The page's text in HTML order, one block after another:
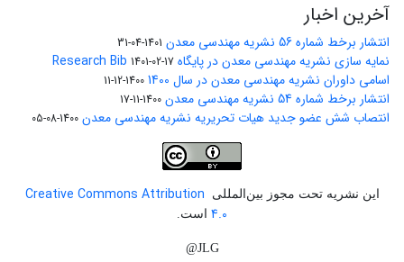
آخرین اخبار
انتشار برخط شماره 56 نشریه مهندسی معدن 1401-04-31
نمایه سازی نشریه مهندسی معدن در پایگاه Research Bib 1401-02-17
اسامی داوران نشریه مهندسی معدن در سال 1400 1400-12-11
انتشار برخط شماره 54 نشریه مهندسی معدن 1400-11-17
انتصاب شش عضو جدید هیات تحریریه نشریه مهندسی معدن 1400-08-05
این نشریه تحت مجوز بین‌المللی
Creative Commons Attribution
4.0 است.
JLG@